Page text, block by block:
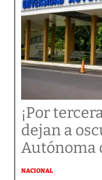
¡Por
dejan a
Autónoma
NACIONAL